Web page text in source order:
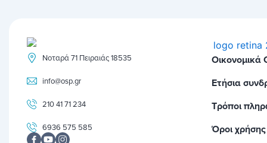
Νοταρά 71 Πειραιάς 18535
info@osp.gr
210 41 71 234
6936 575 585
Οικονομικά
Ετήσια
Τρόποι
Όροι χρήσης